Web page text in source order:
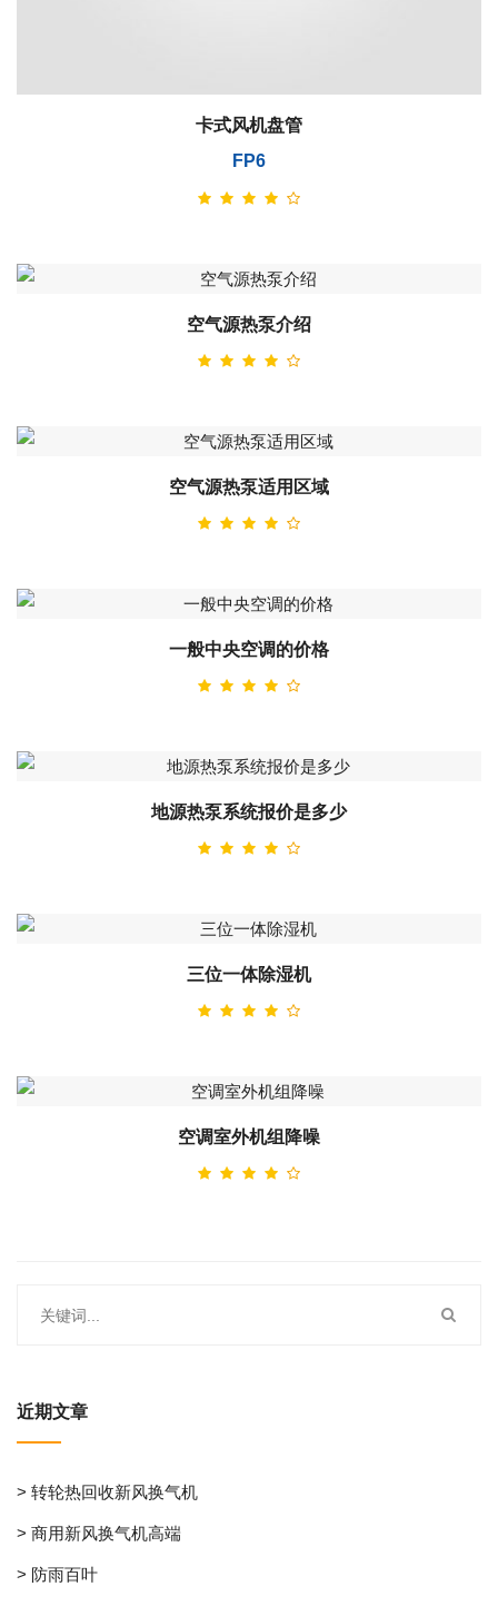
卡式风机盘管
FP6
空气源热泵介绍
空气源热泵适用区域
一般中央空调的价格
地源热泵系统报价是多少
三位一体除湿机
空调室外机组降噪
近期文章
> 转轮热回收新风换气机
> 商用新风换气机高端
> 防雨百叶